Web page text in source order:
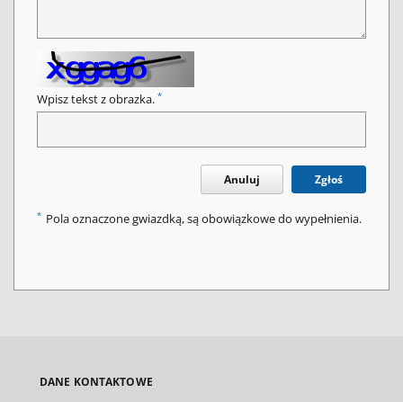
Wpisz tekst z obrazka. *
Anuluj Zgłoś
* Pola oznaczone gwiazdką, są obowiązkowe do wypełnienia.
DANE KONTAKTOWE